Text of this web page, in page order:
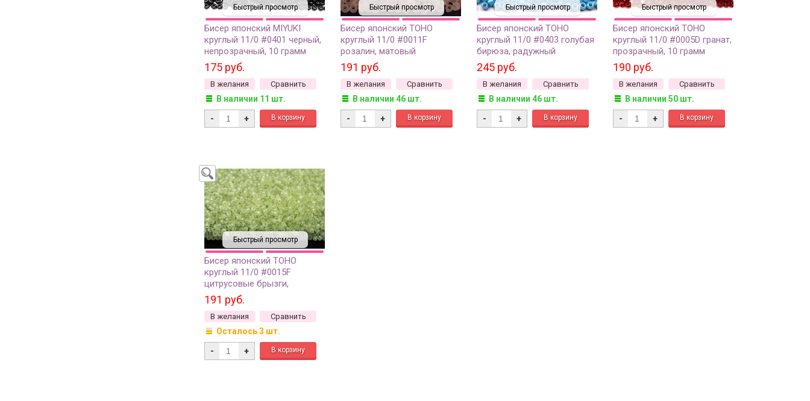
Быстрый просмотр
Бисер японский MIYUKI
круглый 11/0 #0401 черный,
непрозрачный, 10 грамм
175 руб.
В желания Сравнить
В наличии 11 шт.
- +
Быстрый просмотр
Бисер японский TOHO
круглый 11/0 #0011F
розалин, матовый
прозрачный, 10грамм
191 руб.
В желания Сравнить
В наличии 46 шт.
- +
Быстрый просмотр
Бисер японский TOHO
круглый 11/0 #0403 голубая
бирюза, радужный
непрозрачный, 10 грамм
245 руб.
В желания Сравнить
В наличии 46 шт.
- +
Быстрый просмотр
Бисер японский TOHO
круглый 11/0 #0005D гранат,
прозрачный, 10 грамм
190 руб.
В желания Сравнить
В наличии 50 шт.
- +
Быстрый просмотр
Бисер японский TOHO
круглый 11/0 #0015F
цитрусовые брызги,
матовый прозрачный, 10
грамм
191 руб.
В желания Сравнить
Осталось 3 шт.
- +